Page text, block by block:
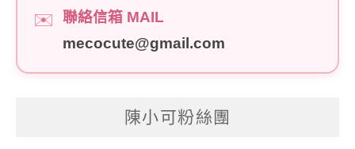
✉️
聯絡信箱 MAIL
mecocute@gmail.com
陳小可粉絲團